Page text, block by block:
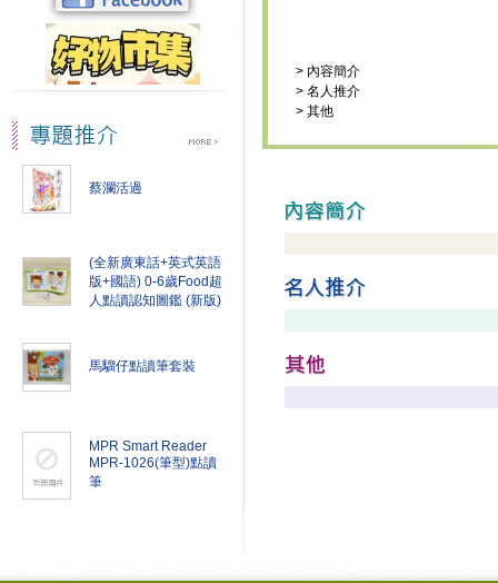
蔡瀾活過
(全新廣東話+英式英語
版+國語) 0-6歲Food超
人點讀認知圖鑑 (新版)
馬騮仔點讀筆套裝
MPR Smart Reader
MPR-1026(筆型)點讀
筆
> 內容簡介
> 名人推介
> 其他